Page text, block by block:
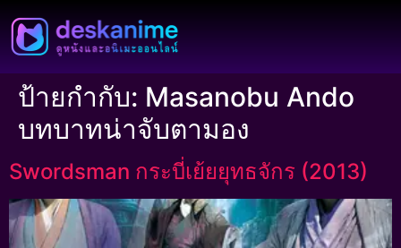
ป้ายกำกับ: Masanobu Ando
บทบาทน่าจับตามอง
Swordsman กระบี่เย้ยยุทธจักร (2013)